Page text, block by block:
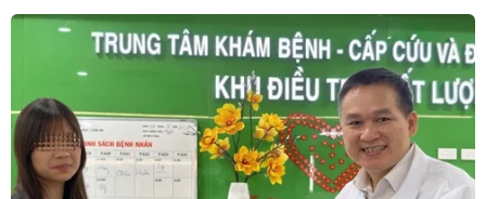
TIN CÙNG CHUYÊN MỤC
Giao tranh dữ dội ở miền Tây Libya,
nhiều tù nhân vượt ngục
05/08/2026 05:58